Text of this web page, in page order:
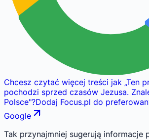
Chcesz czytać więcej treści jak „Ten
pochodzi sprzed czasów Jezusa.
Polsce"?Dodaj Focus.pl do
Google
Tak przynajmniej sugerują informacje